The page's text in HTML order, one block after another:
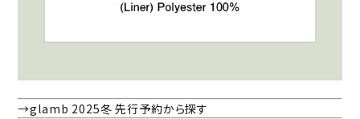
→glamb 2025冬 先行予約から探す